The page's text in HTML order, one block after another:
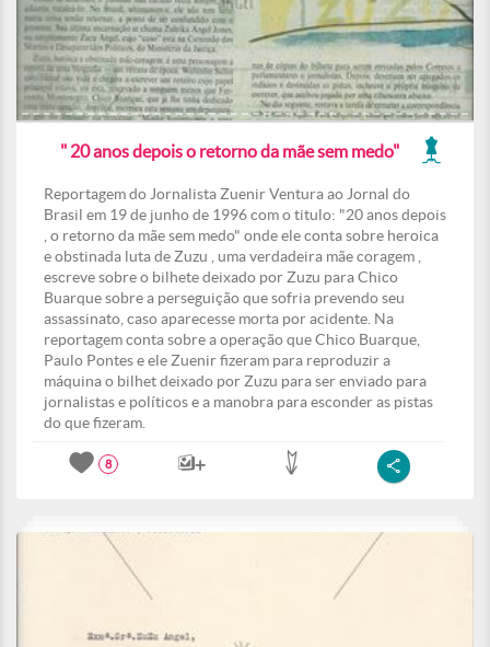
" 20 anos depois o retorno da mãe sem medo"
Reportagem do Jornalista Zuenir Ventura ao Jornal do
Brasil em 19 de junho de 1996 com o titulo: "20 anos depois
, o retorno da mãe sem medo" onde ele conta sobre heroica
e obstinada luta de Zuzu , uma verdadeira mãe coragem ,
escreve sobre o bilhete deixado por Zuzu para Chico
Buarque sobre a perseguição que sofria prevendo seu
assassinato, caso aparecesse morta por acidente. Na
reportagem conta sobre a operação que Chico Buarque,
Paulo Pontes e ele Zuenir fizeram para reproduzir a
máquina o bilhet deixado por Zuzu para ser enviado para
jornalistas e políticos e a manobra para esconder as pistas
do que fizeram.
8